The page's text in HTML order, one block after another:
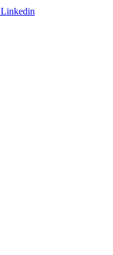
Linkedin